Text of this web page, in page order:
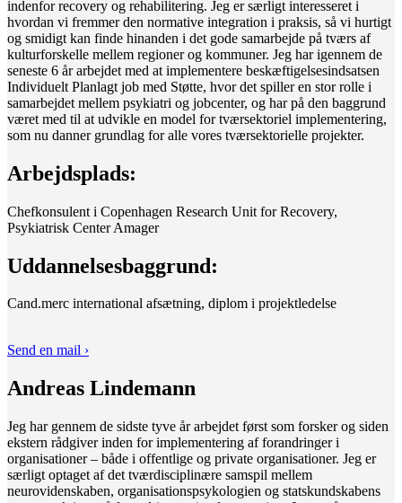
indenfor recovery og rehabilitering. Jeg er særligt interesseret i
hvordan vi fremmer den normative integration i praksis, så vi hurtigt
og smidigt kan finde hinanden i det gode samarbejde på tværs af
kulturforskelle mellem regioner og kommuner. Jeg har igennem de
seneste 6 år arbejdet med at implementere beskæftigelsesindsatsen
Individuelt Planlagt job med Støtte, hvor det spiller en stor rolle i
samarbejdet mellem psykiatri og jobcenter, og har på den baggrund
været med til at udvikle en model for tværsektoriel implementering,
som nu danner grundlag for alle vores tværsektorielle projekter.
Arbejdsplads:
Chefkonsulent i Copenhagen Research Unit for Recovery,
Psykiatrisk Center Amager
Uddannelsesbaggrund:
Cand.merc international afsætning, diplom i projektledelse
Send en mail ›
Andreas Lindemann
Jeg har gennem de sidste tyve år arbejdet først som forsker og siden
ekstern rådgiver inden for implementering af forandringer i
organisationer – både i offentlige og private organisationer. Jeg er
særligt optaget af det tværdisciplinære samspil mellem
neurovidenskaben, organisationspsykologien og statskundskabens